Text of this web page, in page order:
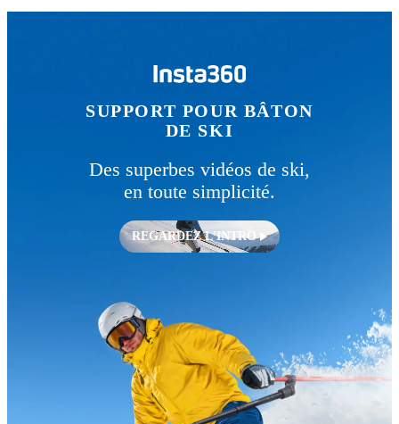
SUPPORT POUR BÂTON
DE SKI
Des superbes vidéos de ski,
en toute simplicité.
REGARDEZ L'INTRO